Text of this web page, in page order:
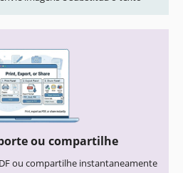
ou compartilhe
ou compartilhe instantaneamente